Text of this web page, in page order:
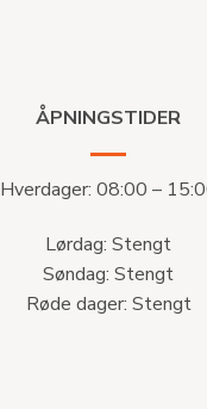
ÅPNINGSTIDER
Hverdager: 08:00 –
Lørdag: Stengt
Søndag: Stengt
Røde dager: Stengt